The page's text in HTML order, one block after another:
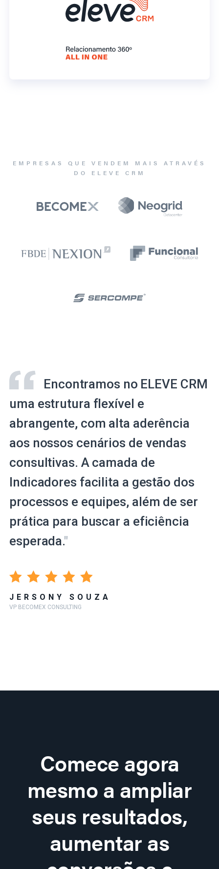
EMPRESAS QUE VENDEM MAIS ATRAVÉS
DO ELEVE CRM
Encontramos no ELEVE CRM
uma estrutura flexível e
abrangente, com alta aderência
aos nossos cenários de vendas
consultivas. A camada de
Indicadores facilita a gestão dos
processos e equipes, além de ser
prática para buscar a eficiência
esperada."
JERSONY SOUZA
VP BECOMEX CONSULTING
Comece agora
mesmo a ampliar
seus resultados,
aumentar as